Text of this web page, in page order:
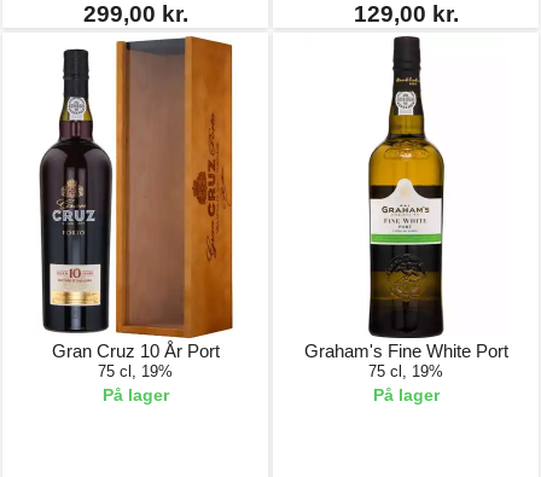
299,00 kr. 129,00 kr.
Gran Cruz 10 År Port
75 cl, 19%
På lager
Graham's Fine White Port
75 cl, 19%
På lager